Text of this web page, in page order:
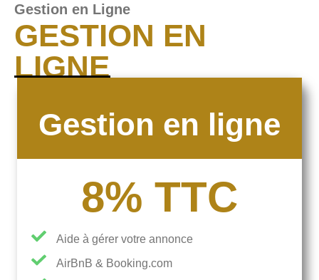
Gestion en Ligne
GESTION EN
LIGNE
Gestion en ligne
8% TTC
Aide à gérer votre annonce
AirBnB & Booking.com